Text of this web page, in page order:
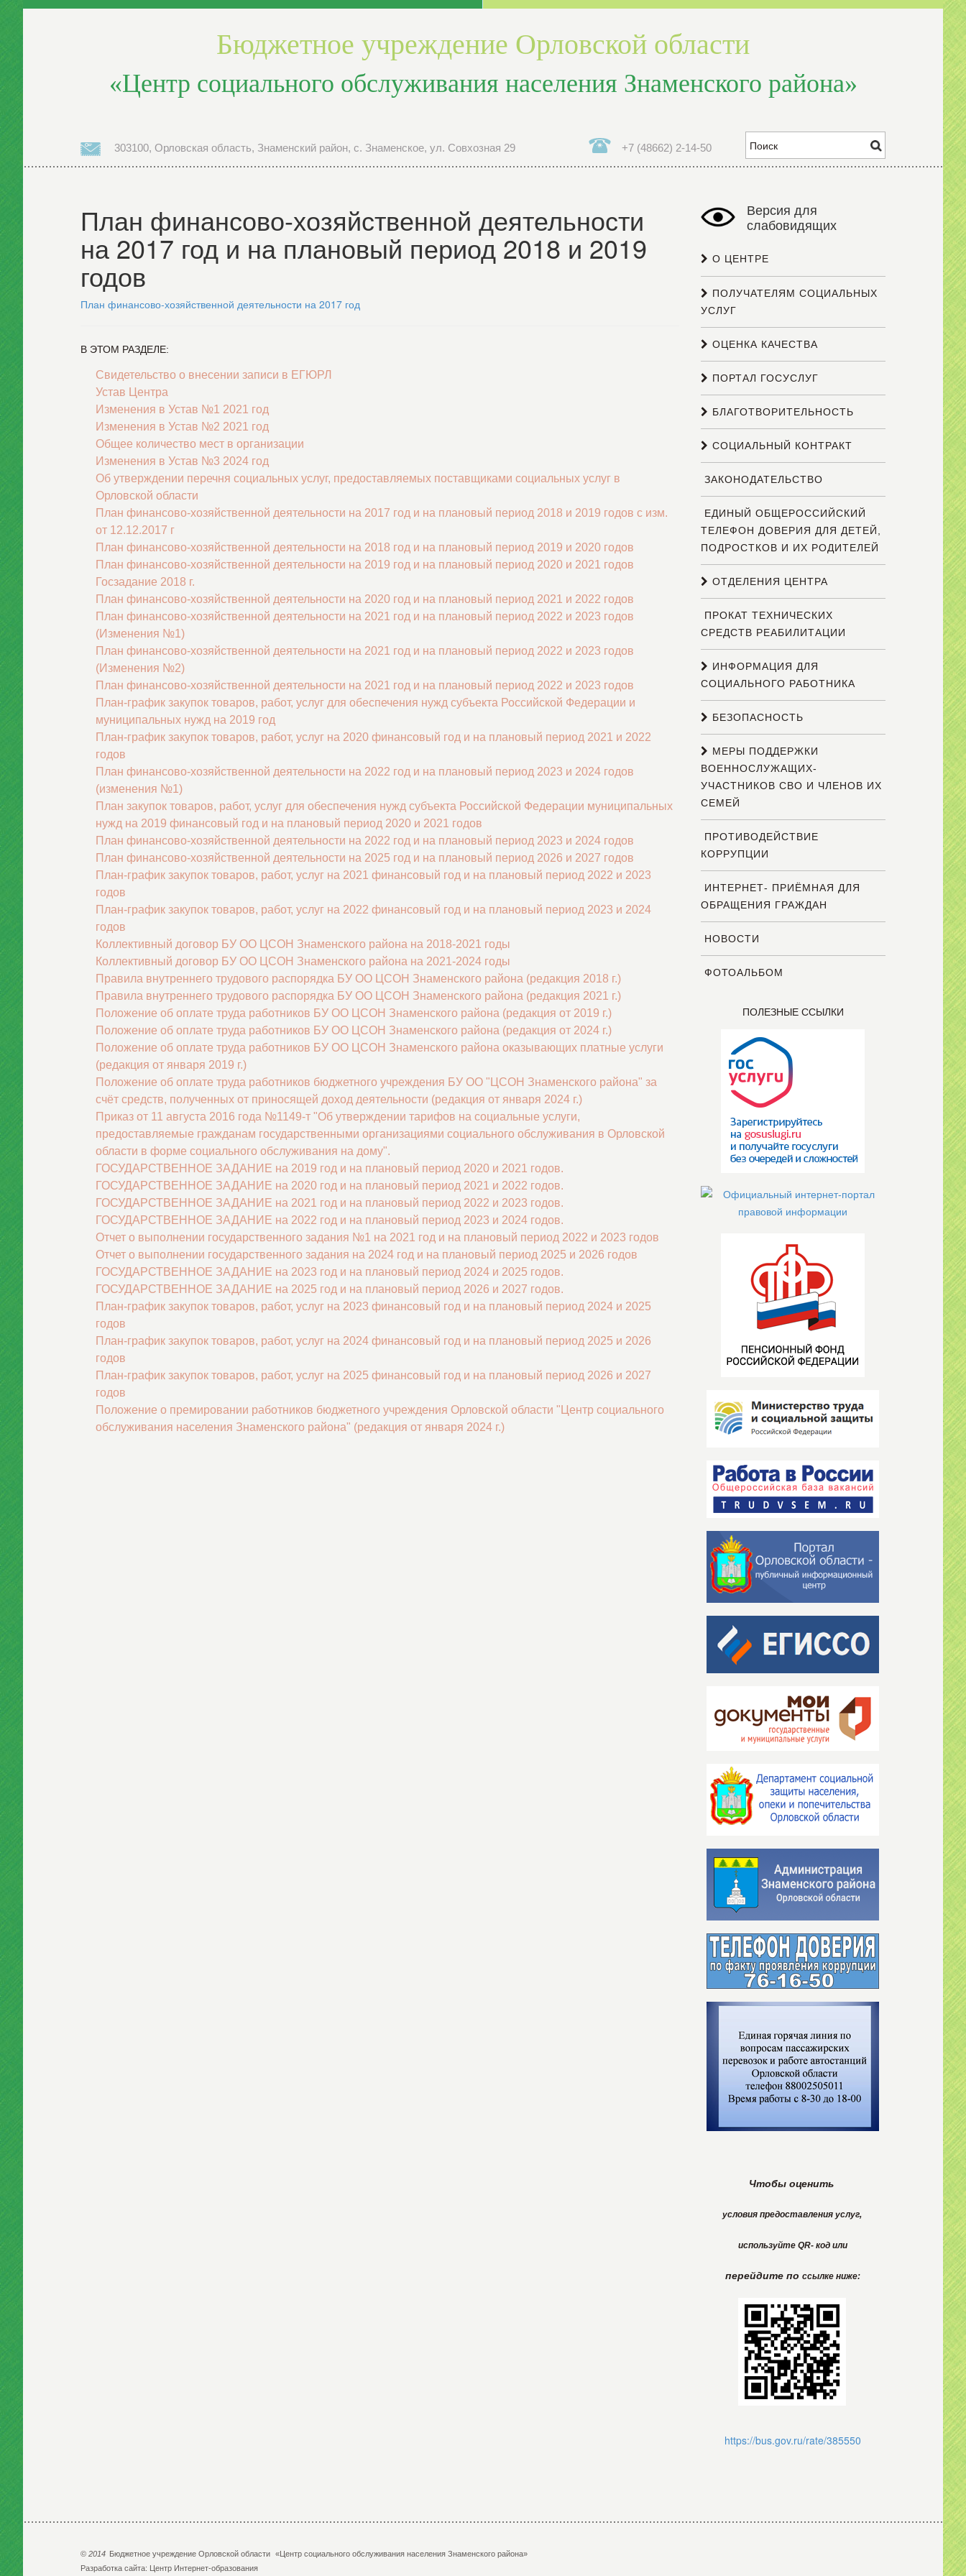
Бюджетное учреждение Орловской области
«Центр социального обслуживания населения Знаменского района»
303100, Орловская область, Знаменский район, с. Знаменское, ул. Совхозная 29 +7 (48662) 2-14-50
План финансово-хозяйственной деятельности
на 2017 год и на плановый период 2018 и 2019
годов
План финансово-хозяйственной деятельности на 2017 год
В ЭТОМ РАЗДЕЛЕ:
Свидетельство о внесении записи в ЕГЮРЛ
Устав Центра
Изменения в Устав №1 2021 год
Изменения в Устав №2 2021 год
Общее количество мест в организации
Изменения в Устав №3 2024 год
Об утверждении перечня социальных услуг, предоставляемых поставщиками социальных услуг в
Орловской области
План финансово-хозяйственной деятельности на 2017 год и на плановый период 2018 и 2019 годов с изм.
от 12.12.2017 г
План финансово-хозяйственной деятельности на 2018 год и на плановый период 2019 и 2020 годов
План финансово-хозяйственной деятельности на 2019 год и на плановый период 2020 и 2021 годов
Госзадание 2018 г.
План финансово-хозяйственной деятельности на 2020 год и на плановый период 2021 и 2022 годов
План финансово-хозяйственной деятельности на 2021 год и на плановый период 2022 и 2023 годов
(Изменения №1)
План финансово-хозяйственной деятельности на 2021 год и на плановый период 2022 и 2023 годов
(Изменения №2)
План финансово-хозяйственной деятельности на 2021 год и на плановый период 2022 и 2023 годов
План-график закупок товаров, работ, услуг для обеспечения нужд субъекта Российской Федерации и
муниципальных нужд на 2019 год
План-график закупок товаров, работ, услуг на 2020 финансовый год и на плановый период 2021 и 2022
годов
План финансово-хозяйственной деятельности на 2022 год и на плановый период 2023 и 2024 годов
(изменения №1)
План закупок товаров, работ, услуг для обеспечения нужд субъекта Российской Федерации муниципальных
нужд на 2019 финансовый год и на плановый период 2020 и 2021 годов
План финансово-хозяйственной деятельности на 2022 год и на плановый период 2023 и 2024 годов
План финансово-хозяйственной деятельности на 2025 год и на плановый период 2026 и 2027 годов
План-график закупок товаров, работ, услуг на 2021 финансовый год и на плановый период 2022 и 2023
годов
План-график закупок товаров, работ, услуг на 2022 финансовый год и на плановый период 2023 и 2024
годов
Коллективный договор БУ ОО ЦСОН Знаменского района на 2018-2021 годы
Коллективный договор БУ ОО ЦСОН Знаменского района на 2021-2024 годы
Правила внутреннего трудового распорядка БУ ОО ЦСОН Знаменского района (редакция 2018 г.)
Правила внутреннего трудового распорядка БУ ОО ЦСОН Знаменского района (редакция 2021 г.)
Положение об оплате труда работников БУ ОО ЦСОН Знаменского района (редакция от 2019 г.)
Положение об оплате труда работников БУ ОО ЦСОН Знаменского района (редакция от 2024 г.)
Положение об оплате труда работников БУ ОО ЦСОН Знаменского района оказывающих платные услуги
(редакция от января 2019 г.)
Положение об оплате труда работников бюджетного учреждения БУ ОО "ЦСОН Знаменского района" за
счёт средств, полученных от приносящей доход деятельности (редакция от января 2024 г.)
Приказ от 11 августа 2016 года №1149-т "Об утверждении тарифов на социальные услуги,
предоставляемые гражданам государственными организациями социального обслуживания в Орловской
области в форме социального обслуживания на дому".
ГОСУДАРСТВЕННОЕ ЗАДАНИЕ на 2019 год и на плановый период 2020 и 2021 годов.
ГОСУДАРСТВЕННОЕ ЗАДАНИЕ на 2020 год и на плановый период 2021 и 2022 годов.
ГОСУДАРСТВЕННОЕ ЗАДАНИЕ на 2021 год и на плановый период 2022 и 2023 годов.
ГОСУДАРСТВЕННОЕ ЗАДАНИЕ на 2022 год и на плановый период 2023 и 2024 годов.
Отчет о выполнении государственного задания №1 на 2021 год и на плановый период 2022 и 2023 годов
Отчет о выполнении государственного задания на 2024 год и на плановый период 2025 и 2026 годов
ГОСУДАРСТВЕННОЕ ЗАДАНИЕ на 2023 год и на плановый период 2024 и 2025 годов.
ГОСУДАРСТВЕННОЕ ЗАДАНИЕ на 2025 год и на плановый период 2026 и 2027 годов.
План-график закупок товаров, работ, услуг на 2023 финансовый год и на плановый период 2024 и 2025
годов
План-график закупок товаров, работ, услуг на 2024 финансовый год и на плановый период 2025 и 2026
годов
План-график закупок товаров, работ, услуг на 2025 финансовый год и на плановый период 2026 и 2027
годов
Положение о премировании работников бюджетного учреждения Орловской области "Центр социального
обслуживания населения Знаменского района" (редакция от января 2024 г.)
Версия для
слабовидящих
О ЦЕНТРЕ
ПОЛУЧАТЕЛЯМ СОЦИАЛЬНЫХ
УСЛУГ
ОЦЕНКА КАЧЕСТВА
ПОРТАЛ ГОСУСЛУГ
БЛАГОТВОРИТЕЛЬНОСТЬ
СОЦИАЛЬНЫЙ КОНТРАКТ
ЗАКОНОДАТЕЛЬСТВО
ЕДИНЫЙ ОБЩЕРОССИЙСКИЙ
ТЕЛЕФОН ДОВЕРИЯ ДЛЯ ДЕТЕЙ,
ПОДРОСТКОВ И ИХ РОДИТЕЛЕЙ
ОТДЕЛЕНИЯ ЦЕНТРА
ПРОКАТ ТЕХНИЧЕСКИХ
СРЕДСТВ РЕАБИЛИТАЦИИ
ИНФОРМАЦИЯ ДЛЯ
СОЦИАЛЬНОГО РАБОТНИКА
БЕЗОПАСНОСТЬ
МЕРЫ ПОДДЕРЖКИ
ВОЕННОСЛУЖАЩИХ-
УЧАСТНИКОВ СВО И ЧЛЕНОВ ИХ
СЕМЕЙ
ПРОТИВОДЕЙСТВИЕ
КОРРУПЦИИ
ИНТЕРНЕТ- ПРИЁМНАЯ ДЛЯ
ОБРАЩЕНИЯ ГРАЖДАН
НОВОСТИ
ФОТОАЛЬБОМ
ПОЛЕЗНЫЕ ССЫЛКИ
Чтобы оценить
условия предоставления услуг,
используйтеQR- код или
перейдите поссылке ниже:
https://bus.gov.ru/rate/385550
© 2014 Бюджетное учреждение Орловской области «Центр социального обслуживания населения Знаменского района»
Разработка сайта: Центр Интернет-образования